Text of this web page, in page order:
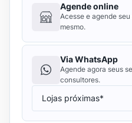
Agende online
Acesse e agende
mesmo.
Via WhatsApp
Agende agora seus
consultores.